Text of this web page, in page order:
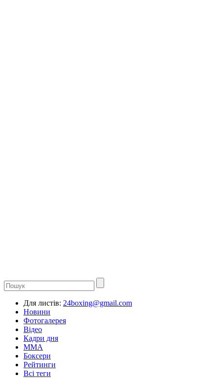
Для листів: 24boxing@gmail.com
Новини
Фотогалерея
Відео
Кадри дня
ММА
Боксери
Рейтинги
Всі теги